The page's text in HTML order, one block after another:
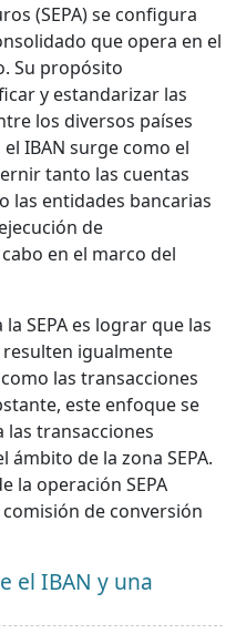
(SEPA) se configura
que opera en el
Su propósito
y estandarizar las
los diversos países
IBAN surge como el
tanto las cuentas
las entidades bancarias
de
en el marco del
SEPA es lograr que las
igualmente
las transacciones
este enfoque se
las transacciones
de la zona SEPA.
la operación SEPA
de conversión
el IBAN y una